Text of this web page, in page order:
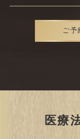
ご予
医療